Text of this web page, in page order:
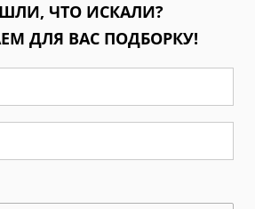
ЧТО ИСКАЛИ?
ДЛЯ ВАС ПОДБОРКУ!